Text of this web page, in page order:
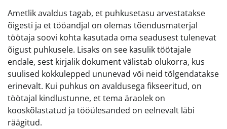
Ametlik avaldus tagab, et puhkusetasu arvestatakse
õigesti ja et tööandjal on olemas tõendusmaterjal
töötaja soovi kohta kasutada oma seadusest tulenevat
õigust puhkusele. Lisaks on see kasulik töötajale
endale, sest kirjalik dokument välistab olukorra, kus
suulised kokkulepped ununevad või neid tõlgendatakse
erinevalt. Kui puhkus on avaldusega fikseeritud, on
töötajal kindlustunne, et tema äraolek on
kooskõlastatud ja tööülesanded on eelnevalt läbi
räägitud.